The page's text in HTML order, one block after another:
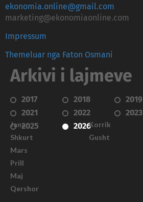
ekonomia.online@gmail.com
marketing@ekonomiaonline.com
Impressum
Themeluar nga Faton Osmani
Arkivi i lajmeve
2017 2018 2019
2021
2022 2023
2025
2026
Janar
Shkurt
Mars
Prill
Maj
Qershor
Korrik
Gusht